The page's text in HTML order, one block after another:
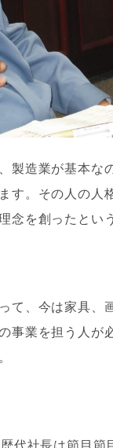
製造業が基本
す。その人の
念を創ったとい
て、今は家具
事業を担う人
代社長は節目